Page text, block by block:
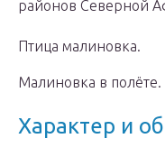
районов Северной
Птица малиновка.
Малиновка в полёте.
Характер и